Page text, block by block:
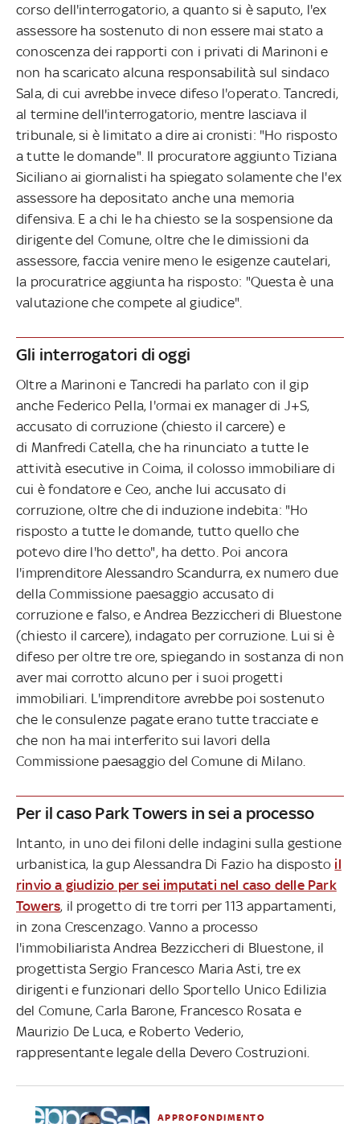
corso dell'interrogatorio, a quanto si è saputo, l'ex
assessore ha sostenuto di non essere mai stato a
conoscenza dei rapporti con i privati di Marinoni e
non ha scaricato alcuna responsabilità sul sindaco
Sala, di cui avrebbe invece difeso l'operato. Tancredi,
al termine dell'interrogatorio, mentre lasciava il
tribunale, si è limitato a dire ai cronisti: "Ho risposto
a tutte le domande". Il procuratore aggiunto Tiziana
Siciliano ai giornalisti ha spiegato solamente che l'ex
assessore ha depositato anche una memoria
difensiva. E a chi le ha chiesto se la sospensione da
dirigente del Comune, oltre che le dimissioni da
assessore, faccia venire meno le esigenze cautelari,
la procuratrice aggiunta ha risposto: "Questa è una
valutazione che compete al giudice".
Gli interrogatori di oggi
Oltre a Marinoni e Tancredi ha parlato con il gip
anche Federico Pella, l'ormai ex manager di J+S,
accusato di corruzione (chiesto il carcere) e
di Manfredi Catella, che ha rinunciato a tutte le
attività esecutive in Coima, il colosso immobiliare di
cui è fondatore e Ceo, anche lui accusato di
corruzione, oltre che di induzione indebita: "Ho
risposto a tutte le domande, tutto quello che
potevo dire l'ho detto", ha detto. Poi ancora
l'imprenditore Alessandro Scandurra, ex numero due
della Commissione paesaggio accusato di
corruzione e falso, e Andrea Bezziccheri di Bluestone
(chiesto il carcere), indagato per corruzione. Lui si è
difeso per oltre tre ore, spiegando in sostanza di non
aver mai corrotto alcuno per i suoi progetti
immobiliari. L'imprenditore avrebbe poi sostenuto
che le consulenze pagate erano tutte tracciate e
che non ha mai interferito sui lavori della
Commissione paesaggio del Comune di Milano.
Per il caso Park Towers in sei a processo
Intanto, in uno dei filoni delle indagini sulla gestione
urbanistica, la gup Alessandra Di Fazio ha disposto il
rinvio a giudizio per sei imputati nel caso delle Park
Towers, il progetto di tre torri per 113 appartamenti,
in zona Crescenzago. Vanno a processo
l'immobiliarista Andrea Bezziccheri di Bluestone, il
progettista Sergio Francesco Maria Asti, tre ex
dirigenti e funzionari dello Sportello Unico Edilizia
del Comune, Carla Barone, Francesco Rosata e
Maurizio De Luca, e Roberto Vederio,
rappresentante legale della Devero Costruzioni.
APPROFONDIMENTO